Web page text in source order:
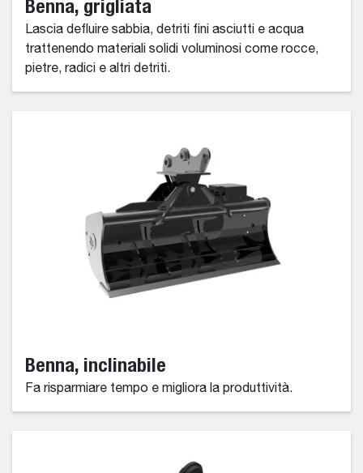
Benna, grigliata
Lascia defluire sabbia, detriti fini asciutti e acqua
trattenendo materiali solidi voluminosi come rocce,
pietre, radici e altri detriti.
Benna, inclinabile
Fa risparmiare tempo e migliora la produttività.